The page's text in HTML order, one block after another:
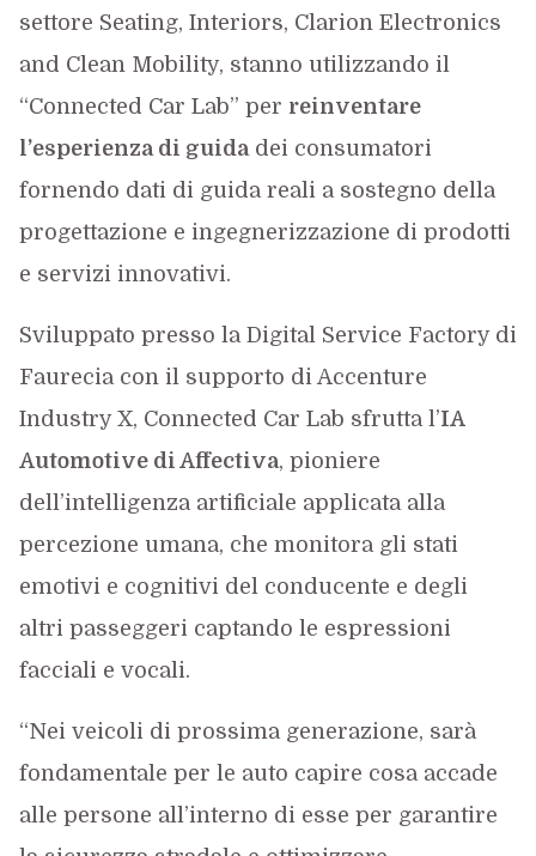
settore Seating, Interiors, Clarion Electronics
and Clean Mobility, stanno utilizzando il
“Connected Car Lab” per reinventare
l’esperienza di guidadei consumatori
fornendo dati di guida reali a sostegno della
progettazione e ingegnerizzazione di prodotti
e servizi innovativi.
Sviluppato presso la Digital Service Factory di
Faurecia con il supporto di Accenture
Industry X, Connected Car Lab sfrutta l’IA
Automotive di Affectiva, pioniere
dell’intelligenza artificiale applicata alla
percezione umana, che monitora gli stati
emotivi e cognitivi del conducente e degli
altri passeggeri captando le espressioni
facciali e vocali.
“Nei veicoli di prossima generazione, sarà
fondamentale per le auto capire cosa accade
alle persone all’interno di esse per garantire